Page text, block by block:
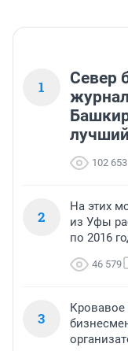
1
Север
лучший
102 653
2
На этих
из Уфы
по 2016
46 579
3
Кровавое